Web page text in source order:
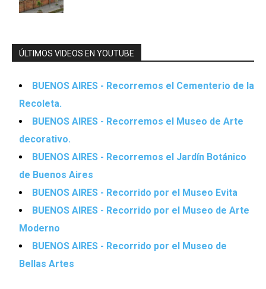
ÚLTIMOS VIDEOS EN YOUTUBE
BUENOS AIRES - Recorremos el Cementerio de la
Recoleta.
BUENOS AIRES - Recorremos el Museo de Arte
decorativo.
BUENOS AIRES - Recorremos el Jardín Botánico
de Buenos Aires
BUENOS AIRES - Recorrido por el Museo Evita
BUENOS AIRES - Recorrido por el Museo de Arte
Moderno
BUENOS AIRES - Recorrido por el Museo de
Bellas Artes